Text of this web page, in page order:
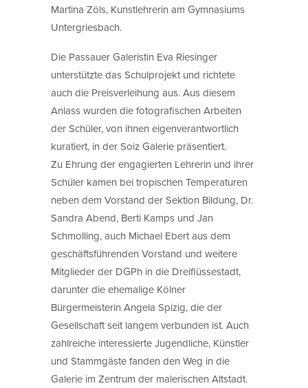
Martina Zöls, Kunstlehrerin am Gymnasiums
Untergriesbach.
Die Passauer Galeristin Eva Riesinger
unterstützte das Schulprojekt und richtete
auch die Preisverleihung aus. Aus diesem
Anlass wurden die fotografischen Arbeiten
der Schüler, von ihnen eigenverantwortlich
kuratiert, in der Soiz Galerie präsentiert.
Zu Ehrung der engagierten Lehrerin und ihrer
Schüler kamen bei tropischen Temperaturen
neben dem Vorstand der Sektion Bildung, Dr.
Sandra Abend, Berti Kamps und Jan
Schmolling, auch Michael Ebert aus dem
geschäftsführenden Vorstand und weitere
Mitglieder der DGPh in die Dreiflüssestadt,
darunter die ehemalige Kölner
Bürgermeisterin Angela Spizig, die der
Gesellschaft seit langem verbunden ist. Auch
zahlreiche interessierte Jugendliche, Künstler
und Stammgäste fanden den Weg in die
Galerie im Zentrum der malerischen Altstadt.